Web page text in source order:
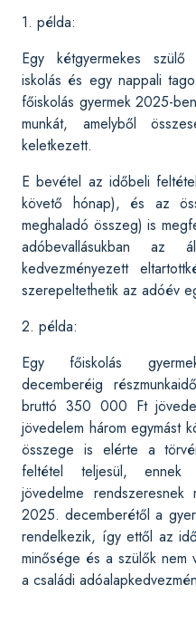
1. példa:
Egy kétgyermekes szülő
iskolás és egy nappali
főiskolás gyermek 2025-
munkát, amelyből
keletkezett.
E bevétel az időbeli
követő hónap), és az
meghaladó összeg) is
adóbevallásukban az
kedvezményezett
szerepeltethetik az adóév
2. példa:
Egy főiskolás
decemberéig
bruttó 350 000 Ft
jövedelem három egymást
összege is elérte a
feltétel teljesül, ennek
jövedelme
2025. decemberétől a
rendelkezik, így ettől az
minősége és a szülők nem
a családi